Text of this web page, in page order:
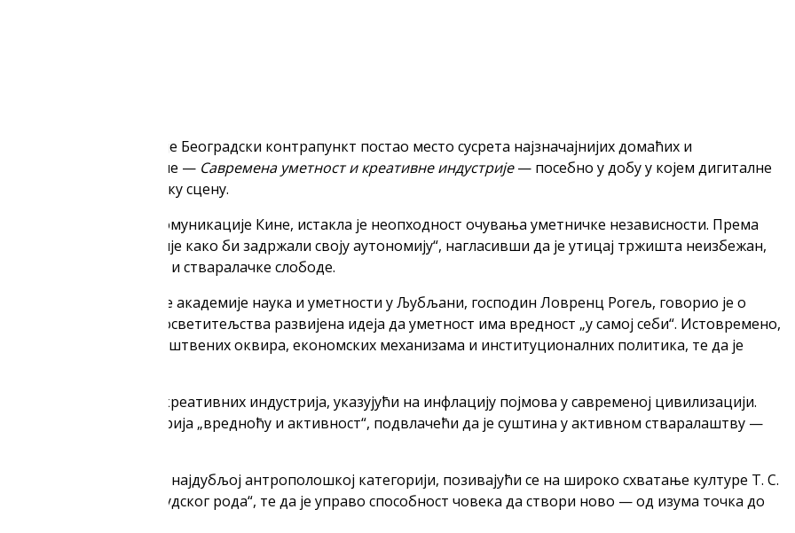
културе и реализацији Завода за проучавање културног развитка, одржан је јуче у Атријуму
представника културних институција и медија, што још једном потврђује да ова манифестација
који је истакао да је Београдски контрапункт постао место сусрета најзначајнијих домаћих и
значај овогодишње теме — Савремена уметност и креативне индустрије— посебно у добу у којем дигиталне
обликују уметничку сцену.
Универзитета за комуникације Кине, истакла је неопходност очувања уметничке независности. Према
од комерцијализације како би задржали своју аутономију“, нагласивши да је утицај тржишта неизбежан,
економских интереса и стваралачке слободе.
центра Словеначке академије наука и уметности у Љубљани, господин Ловренц Рогељ, говорио је о
да је још у доба просветитељства развијена идеја да уметност има вредност „у самој себи“. Истовремено,
делује унутар друштвених оквира, економских механизама и институционалних политика, те да је
тих односа.
се на сам појам креативних индустрија, указујући на инфлацију појмова у савременој цивилизацији.
стварање“, а индустрија „вредноћу и активност“, подвлачећи да је суштина у активном стваралаштву —
о креативности као најдубљој антрополошкој категорији, позивајући се на широко схватање културе Т. С.
„од самих почетака људског рода“, те да је управо способност човека да створи ново — од изума точка до